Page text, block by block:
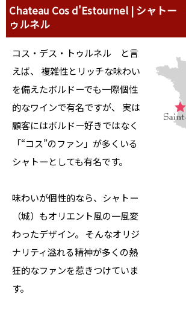
Chateau Cos d'Estournel | シャトー
ゥルネル
コス・デス・トゥルネル と言
えば、 複雑性とリッチな味わい
を備えたボルドーでも一際個性
的なワインで有名ですが、 実は
顧客にはボルドー好きではなく
「“コス”のファン」が多くいる
シャトーとしても有名です。
味わいが個性的なら、シャトー
（城）もオリエント風の一風変
わったデザイン。 そんなオリジ
ナリティ溢れる精神が多くの熱
狂的なファンを惹きつけていま
す。